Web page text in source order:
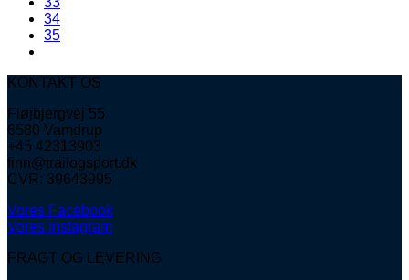
34
35
KONTAKT OS
Fløjbjergvej 55
6580 Vamdrup
+45 42313903
finn@trailogsport.dk
CVR: 39643995
Vores Facebook
Vores Instagram
FRAGT OG LEVERING